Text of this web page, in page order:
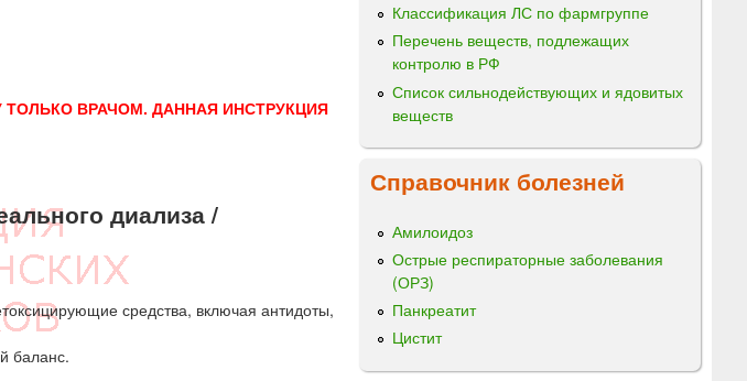
ВРАЧОМ. ДАННАЯ ИНСТРУКЦИЯ
диализа /
средства, включая антидоты,
баланс.
Классификация ЛС по фармгруппе
Перечень веществ, подлежащих
контролю в РФ
Список сильнодействующих и ядовитых
веществ
Справочник болезней
Амилоидоз
Острые респираторные заболевания
(ОРЗ)
Панкреатит
Цистит